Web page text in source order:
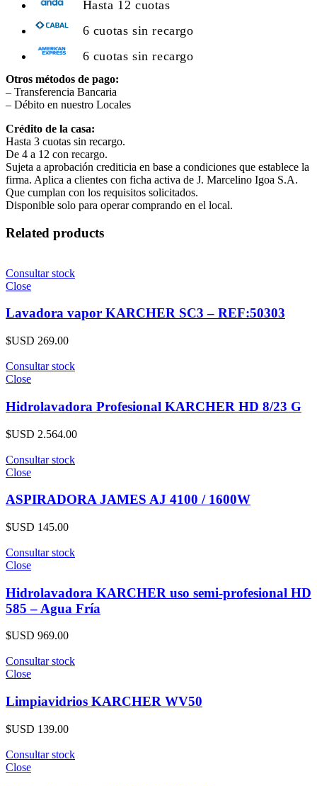
Hasta 12 cuotas
6 cuotas sin recargo
6 cuotas sin recargo
Otros métodos de pago:
– Transferencia Bancaria
– Débito en nuestro Locales
Crédito de la casa:
Hasta 3 cuotas sin recargo.
De 4 a 12 con recargo.
Sujeta a aprobación crediticia en base a condiciones que establece la
firma. Aplica a clientes con ficha activa de J. Marcelino Igoa S.A.
Que cumplan con los requisitos solicitados.
Disponible solo para operar comprando en el local.
Related products
Consultar stock
Close
Lavadora vapor KARCHER SC3 – REF:50303
$USD 269.00
Consultar stock
Close
Hidrolavadora Profesional KARCHER HD 8/23 G
$USD 2.564.00
Consultar stock
Close
ASPIRADORA JAMES AJ 4100 / 1600W
$USD 145.00
Consultar stock
Close
Hidrolavadora KARCHER uso semi-profesional HD
585 – Agua Fría
$USD 969.00
Consultar stock
Close
Limpiavidrios KARCHER WV50
$USD 139.00
Consultar stock
Close